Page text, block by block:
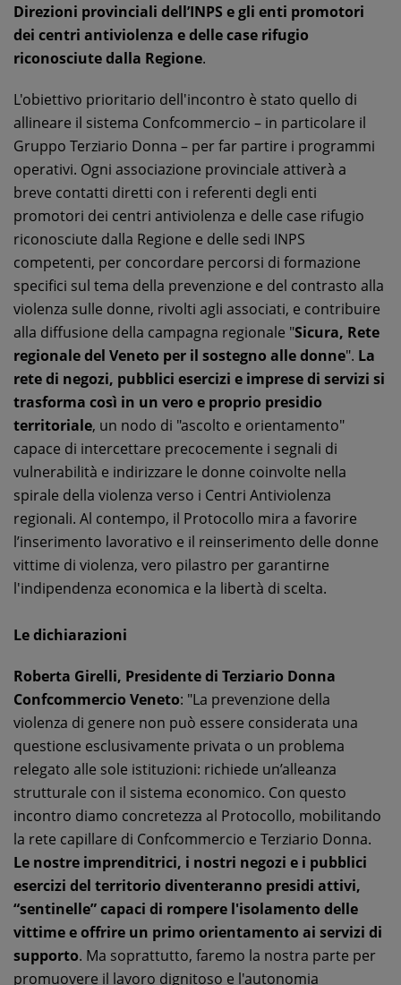
Direzioni provinciali dell’INPS e gli enti promotori
dei centri antiviolenza e delle case rifugio
riconosciute dalla Regione.
L'obiettivo prioritario dell'incontro è stato quello di
allineare il sistema Confcommercio – in particolare il
Gruppo Terziario Donna – per far partire i programmi
operativi. Ogni associazione provinciale attiverà a
breve contatti diretti con i referenti degli enti
promotori dei centri antiviolenza e delle case rifugio
riconosciute dalla Regione e delle sedi INPS
competenti, per concordare percorsi di formazione
specifici sul tema della prevenzione e del contrasto alla
violenza sulle donne, rivolti agli associati, e contribuire
alla diffusione della campagna regionale "Sicura, Rete
regionale del Veneto per il sostegno alle donne". La
rete di negozi, pubblici esercizi e imprese di servizi si
trasforma così in un vero e proprio presidio
territoriale, un nodo di "ascolto e orientamento"
capace di intercettare precocemente i segnali di
vulnerabilità e indirizzare le donne coinvolte nella
spirale della violenza verso i Centri Antiviolenza
regionali. Al contempo, il Protocollo mira a favorire
l’inserimento lavorativo e il reinserimento delle donne
vittime di violenza, vero pilastro per garantirne
l'indipendenza economica e la libertà di scelta.
Le dichiarazioni
Roberta Girelli, Presidente di Terziario Donna
Confcommercio Veneto: "La prevenzione della
violenza di genere non può essere considerata una
questione esclusivamente privata o un problema
relegato alle sole istituzioni: richiede un’alleanza
strutturale con il sistema economico. Con questo
incontro diamo concretezza al Protocollo, mobilitando
la rete capillare di Confcommercio e Terziario Donna.
Le nostre imprenditrici, i nostri negozi e i pubblici
esercizi del territorio diventeranno presidi attivi,
“sentinelle” capaci di rompere l'isolamento delle
vittime e offrire un primo orientamento ai servizi di
supporto. Ma soprattutto, faremo la nostra parte per
promuovere il lavoro dignitoso e l'autonomia